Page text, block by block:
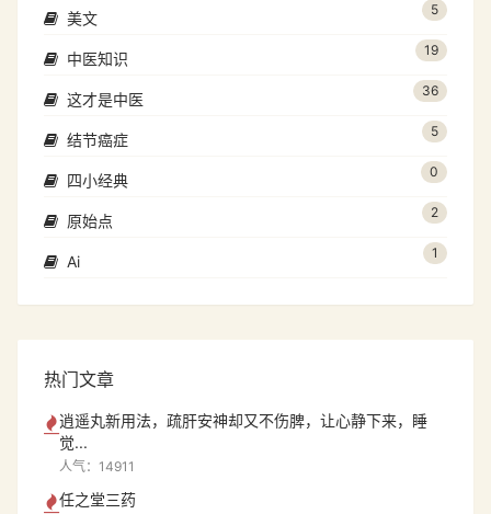
美文 5
中医知识 19
这才是中医 36
结节癌症 5
四小经典 0
原始点 2
Ai 1
热门文章
逍遥丸新用法，疏肝安神却又不伤脾，让心静下来，睡
觉...
人气：14911
任之堂三药